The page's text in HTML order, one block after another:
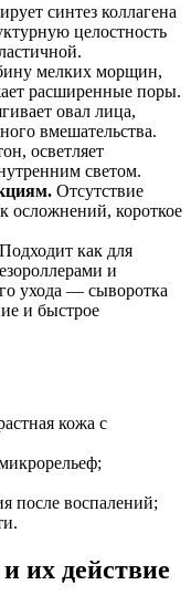
синтез коллагена
целостность
мелких морщин,
расширенные поры.
овал лица,
вмешательства.
осветляет
светом.
Отсутствие
осложнений, короткое
Подходит как для
и
ухода — сыворотка
и быстрое
кожа с
после воспалений;
их действие